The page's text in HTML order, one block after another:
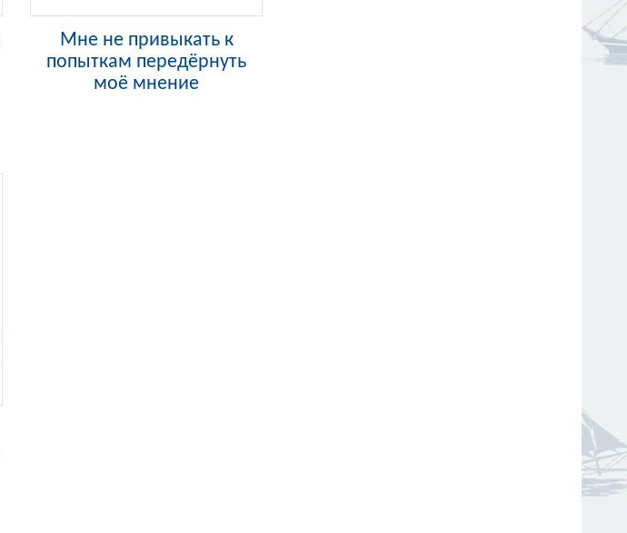
Мне не привыкать к
попыткам передёрнуть
моё мнение